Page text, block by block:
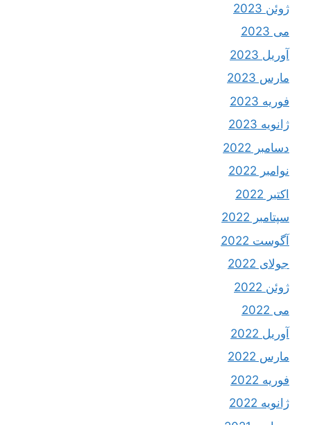
ژوئن 2023
می 2023
آوریل 2023
مارس 2023
فوریه 2023
ژانویه 2023
دسامبر 2022
نوامبر 2022
اکتبر 2022
سپتامبر 2022
آگوست 2022
جولای 2022
ژوئن 2022
می 2022
آوریل 2022
مارس 2022
فوریه 2022
ژانویه 2022